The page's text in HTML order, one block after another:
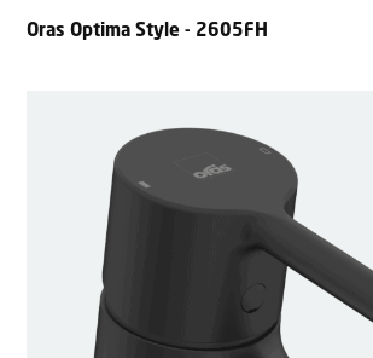
Oras Optima Style - 2605FH